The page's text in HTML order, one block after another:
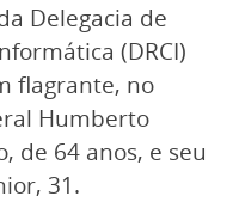
Delegacia de
(DRCI)
flagrante, no
Humberto
de 64 anos, e seu
31.